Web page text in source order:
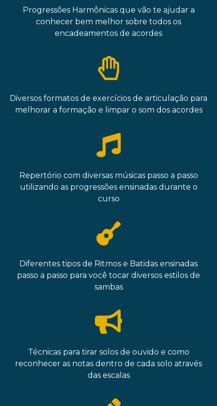
Progressões Harmônicas que vão te ajudar a
conhecer bem melhor sobre todos os
encadeamentos de acordes
Diversos formatos de exercícios de articulação para
melhorar a formação e limpar o som dos acordes
Repertório com diversas músicas passo a passo
utilizando as progressões ensinadas durante o
curso
Diferentes tipos de Ritmos e Batidas ensinadas
passo a passo para você tocar diversos estilos de
sambas
Técnicas para tirar solos de ouvido e como
reconhecer as notas dentro de cada solo através
das escalas